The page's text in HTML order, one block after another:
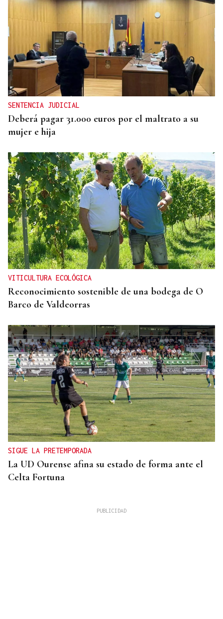
DALLAS MAVERICKS
Santi Aldama, jugador de la NBA, visita Ourense
SENTENCIA JUDICIAL
Deberá pagar 31.000 euros por el maltrato a su
mujer e hija
VITICULTURA ECOLÓGICA
Reconocimiento sostenible de una bodega de O
Barco de Valdeorras
SIGUE LA PRETEMPORADA
La UD Ourense afina su estado de forma ante el
Celta Fortuna